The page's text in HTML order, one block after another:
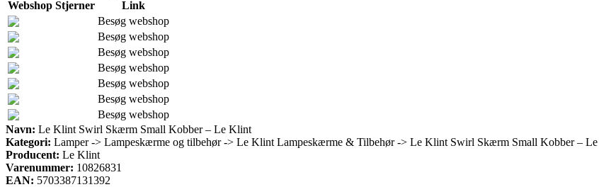
Webshop Stjerner
Link
Besøg webshop
Besøg webshop
Besøg webshop
Besøg webshop
Besøg webshop
Besøg webshop
Besøg webshop
Navn: Le Klint Swirl Skærm Small Kobber – Le Klint
Kategori: Lamper -> Lampeskærme og tilbehør -> Le Klint Lampeskærme & Tilbehør -> Le Klint Swirl Skærm Small Kobber –
Producent: Le Klint
Varenummer: 10826831
EAN: 5703387131392